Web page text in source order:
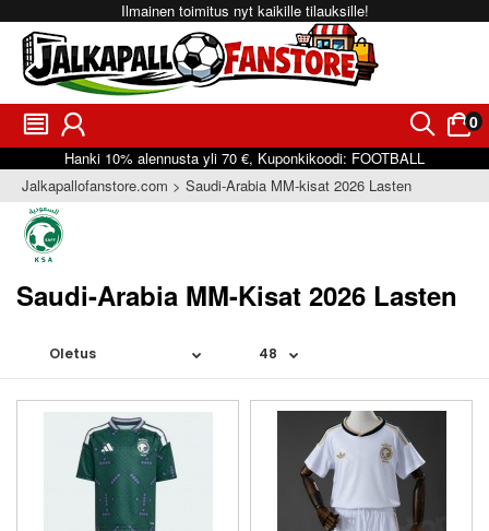
Ilmainen toimitus nyt kaikille tilauksille!
󰂩 󰃳 󰂨 0
󰃠
Hanki 10% alennusta yli 70 €, Kuponkikoodi: FOOTBALL
Jalkapallofanstore.com
Saudi-Arabia MM-kisat 2026 Lasten
Saudi-Arabia MM-Kisat 2026 Lasten